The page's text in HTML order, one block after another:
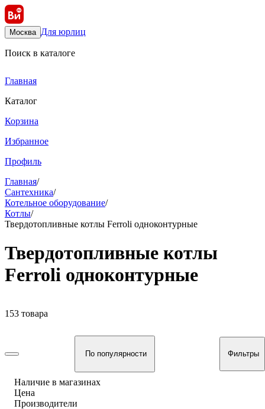
Москва Для юрлиц
Поиск в каталоге
Главная
Каталог
Корзина
Избранное
Профиль
Главная/
Сантехника/
Котельное оборудование/
Котлы/
Твердотопливные котлы Ferroli одноконтурные
Твердотопливные котлы
Ferroli одноконтурные
153 товара
По популярности Фильтры
Наличие в магазинах
Цена
Производители